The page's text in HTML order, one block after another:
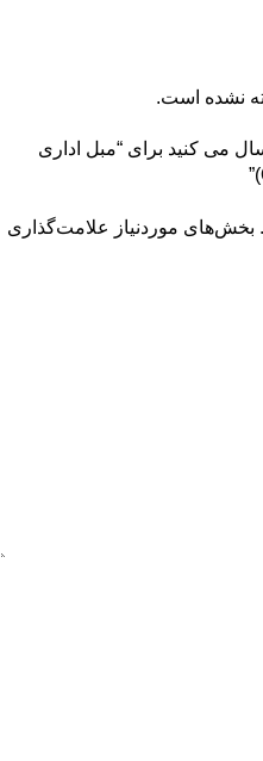
نشده است.
می کنید برای “مبل اداری
بخش‌های موردنیاز علامت‌گذاری